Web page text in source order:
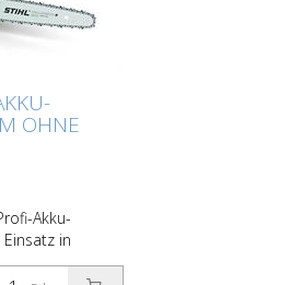
OHNE
Akku-
in
Dank der hohen